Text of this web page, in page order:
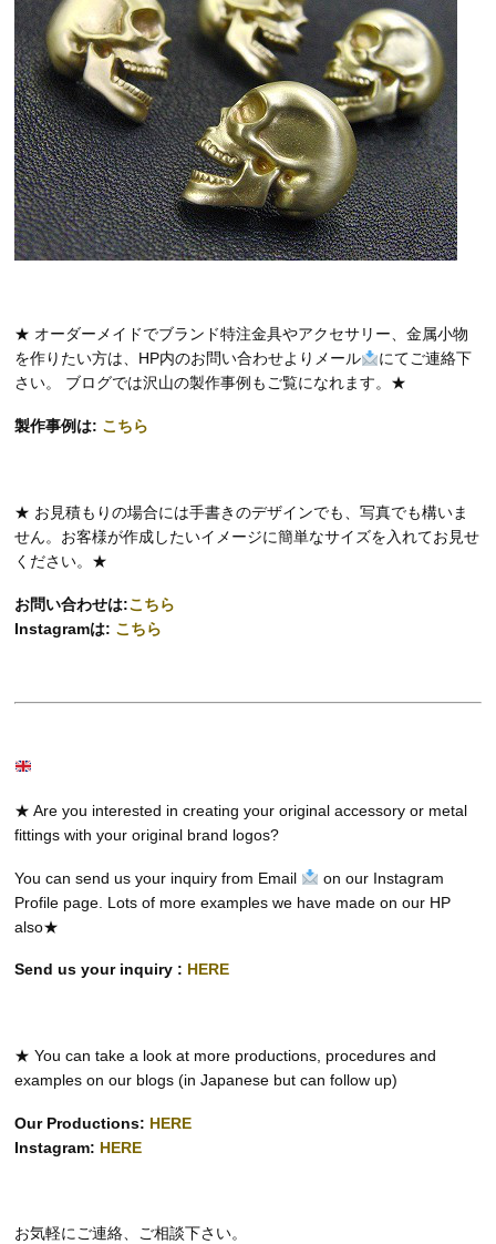
★ オーダーメイドでブランド特注金具やアクセサリー、金属小物
を作りたい方は、HP内のお問い合わせよりメール
にてご連絡下
さい。 ブログでは沢山の製作事例もご覧になれます。★
製作事例は: こちら
★ お見積もりの場合には手書きのデザインでも、写真でも構いま
せん。お客様が作成したいイメージに簡単なサイズを入れてお見せ
ください。★
お問い合わせは:こちら
Instagramは: こちら
★ Are you interested in creating your original accessory or metal
fittings with your original brand logos?
You can send us your inquiry from Email
on our Instagram
Profile page. Lots of more examples we have made on our HP
also★
Send us your inquiry : HERE
★ You can take a look at more productions, procedures and
examples on our blogs (in Japanese but can follow up)
Our Productions: HERE
Instagram: HERE
お気軽にご連絡、ご相談下さい。